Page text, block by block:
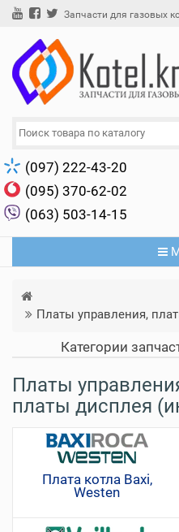
Запчасти для газовых
(097) 222-43-20
(095) 370-62-02
(063) 503-14-15
Платы управления,
Категории
Платы
платы дисплея
Плата котла Baxi,
Westen